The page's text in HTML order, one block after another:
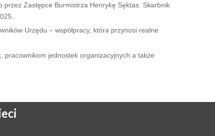
przez Zastępce Burmistrza Henrykę Sęktas. Skarbnik
Urzędu – współpracy, która przynosi realne
pracownikom jednostek organizacyjnych a także